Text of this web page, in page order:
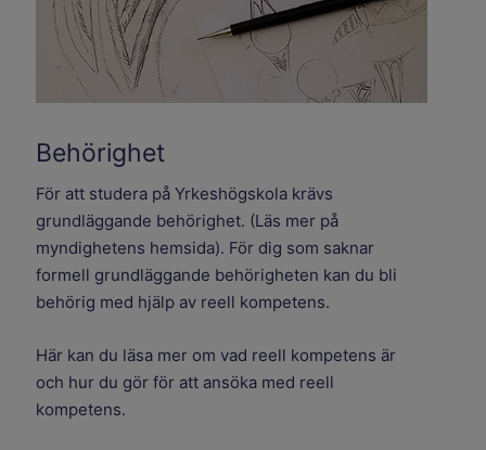
Behörighet
För att studera på Yrkeshögskola krävs
grundläggande behörighet. (Läs mer på
myndighetens hemsida). För dig som saknar
formell grundläggande behörigheten kan du bli
behörig med hjälp av reell kompetens.
Här kan du läsa mer om vad reell kompetens är
och hur du gör för att ansöka med reell
kompetens.